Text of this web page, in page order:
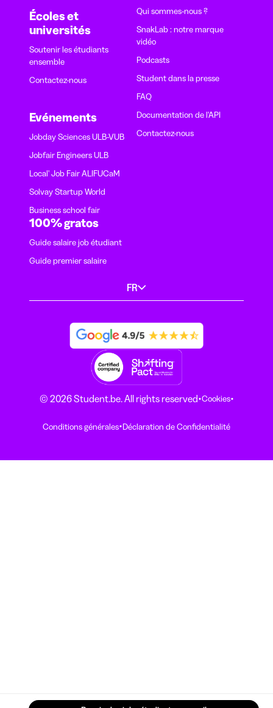
Écoles et
universités
Soutenir les étudiants
ensemble
Contactez-nous
Evénements
Jobday Sciences ULB-VUB
Jobfair Engineers ULB
Local' Job Fair ALIFUCaM
Solvay Startup World
Business school fair
Qui sommes-nous ?
SnakLab : notre marque
vidéo
Podcasts
Student dans la presse
FAQ
Documentation de l'API
Contactez-nous
100% gratos
Guide salaire job étudiant
Guide premier salaire
FR
© 2026 Student.be. All rights reserved·Cookies·
Conditions générales·Déclaration de Confidentialité